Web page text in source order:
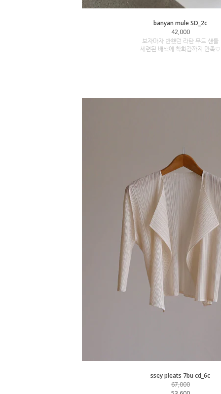
banyan mule SD_2c
보자마자 반했던 라탄 무드 샌들
세련된 배색에 착화감까지 만족♡